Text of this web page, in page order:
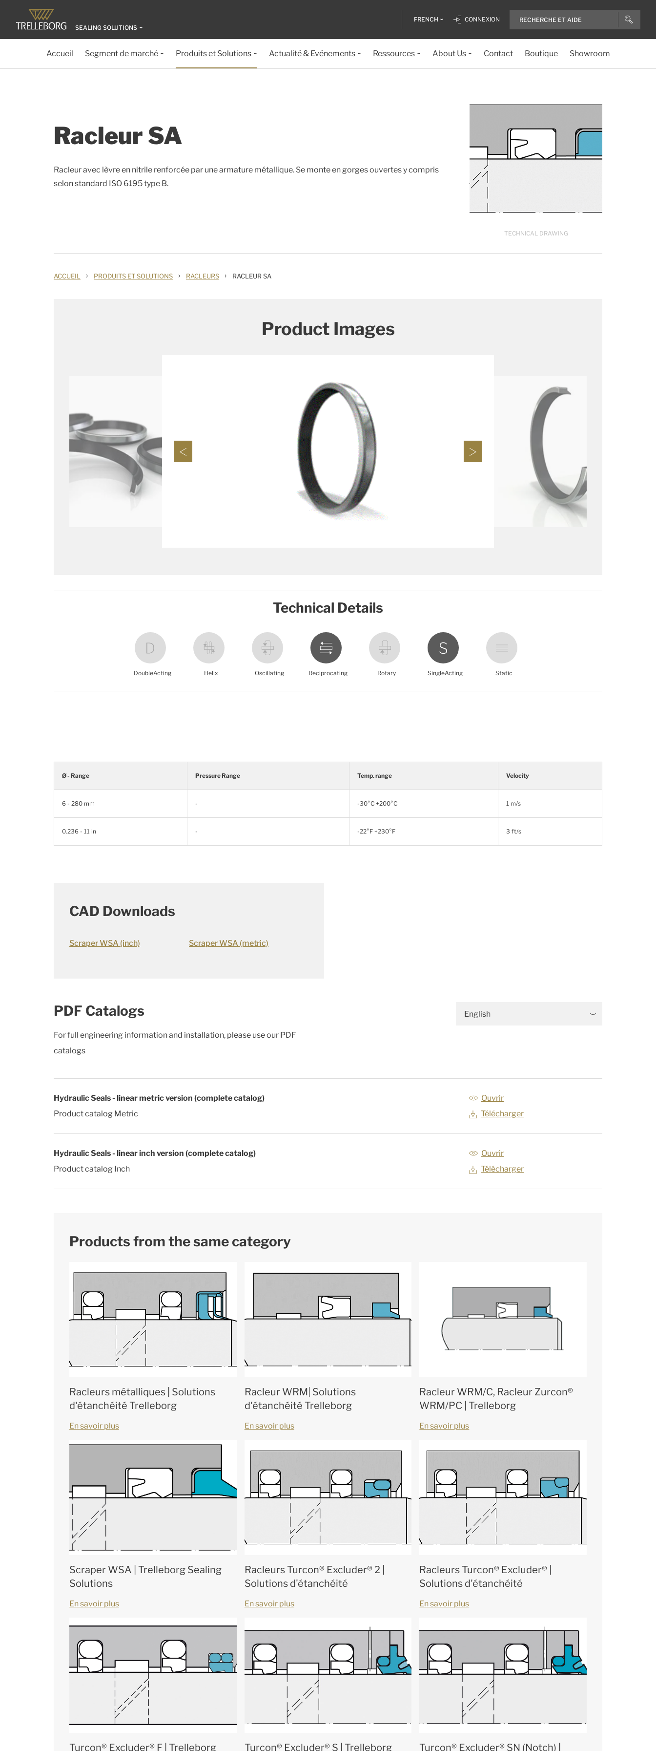
SEALING SOLUTIONS
FRENCH CONNEXION
Accueil Segment de marché Produits et Solutions Actualité & Evénements Ressources About Us Contact Boutique Showroom
Racleur SA
Racleur avec lèvre en nitrile renforcée par une armature métallique. Se monte en gorges ouvertes y compris
selon standard ISO 6195 type B.
TECHNICAL DRAWING
ACCUEIL › PRODUITS ET SOLUTIONS › RACLEURS › RACLEUR SA
Product Images
Technical Details
DoubleActing Helix Oscillating Reciprocating Rotary SingleActing Static
Ø - Range Pressure Range Temp. range Velocity
6 - 280 mm - -30°C +200°C 1 m/s
0.236 - 11 in - -22°F +230°F 3 ft/s
CAD Downloads
Scraper WSA (inch) Scraper WSA (metric)
PDF Catalogs
For full engineering information and installation, please use our PDF
catalogs
English
Hydraulic Seals - linear metric version (complete catalog)
Product catalog Metric
Ouvrir
Télécharger
Hydraulic Seals - linear inch version (complete catalog)
Product catalog Inch
Ouvrir
Télécharger
Products from the same category
Racleurs métalliques | Solutions
d'étanchéité Trelleborg
En savoir plus
Racleur WRM| Solutions
d'étanchéité Trelleborg
En savoir plus
Racleur WRM/C, Racleur Zurcon®
WRM/PC | Trelleborg
En savoir plus
Scraper WSA | Trelleborg Sealing
Solutions
En savoir plus
Racleurs Turcon® Excluder® 2 |
Solutions d'étanchéité
En savoir plus
Racleurs Turcon® Excluder® |
Solutions d'étanchéité
En savoir plus
Turcon® Excluder® F | Trelleborg Turcon® Excluder® S | Trelleborg Turcon® Excluder® SN (Notch) |